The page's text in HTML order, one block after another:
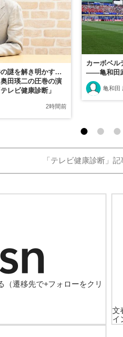
謎を解き明かす…
田瑛二の圧巻の演
レビ健康診断」
2時間前
カーボベル
――亀和田
亀和田
「テレビ健康診断」
（遷移先で+フォローをクリ
文
イ